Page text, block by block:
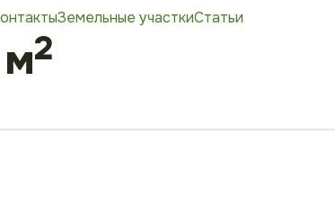
Земельные участкиСтатьи
м2